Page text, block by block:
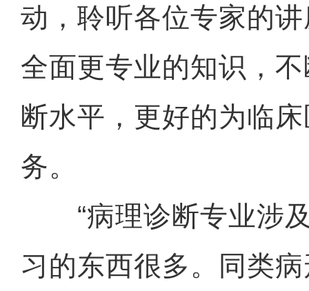
动，聆听各位专家的
全面更专业的知识，
断水平，更好的为临
务。
“病理诊断专业涉及
习的东西很多。同类